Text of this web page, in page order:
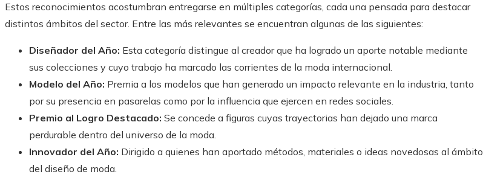
Estos reconocimientos acostumbran entregarse en múltiples categorías, cada una pensada para destacar
distintos ámbitos del sector. Entre las más relevantes se encuentran algunas de las siguientes:
Diseñador del Año: Esta categoría distingue al creador que ha logrado un aporte notable mediante
sus colecciones y cuyo trabajo ha marcado las corrientes de la moda internacional.
Modelo del Año: Premia a los modelos que han generado un impacto relevante en la industria, tanto
por su presencia en pasarelas como por la influencia que ejercen en redes sociales.
Premio al Logro Destacado: Se concede a figuras cuyas trayectorias han dejado una marca
perdurable dentro del universo de la moda.
Innovador del Año: Dirigido a quienes han aportado métodos, materiales o ideas novedosas al ámbito
del diseño de moda.